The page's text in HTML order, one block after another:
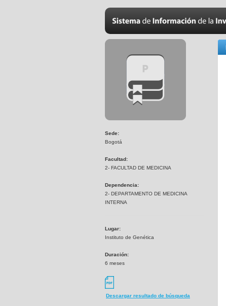
Sede:
Bogotá
Facultad:
2- FACULTAD DE MEDICINA
Dependencia:
2- DEPARTAMENTO DE MEDICINA
INTERNA
Lugar:
Instituto de Genética
Duración:
6 meses
Descargar resultado de búsqueda